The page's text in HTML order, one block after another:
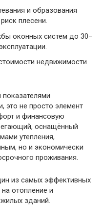
и образования
плесени.
оконных систем до 30–
недвижимости
это не просто элемент
и финансовую
оснащённый
утепления,
но и экономически
проживания.
из самых эффективных
отопление и
зданий.